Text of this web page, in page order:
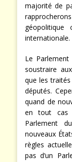
majorité de
géopolitique
internationale.
Le
soustraire
que les
députés.
quand de
en tout cas
Parlement
nouveaux
règles
pas d’un